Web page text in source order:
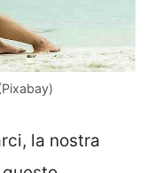
la nostra